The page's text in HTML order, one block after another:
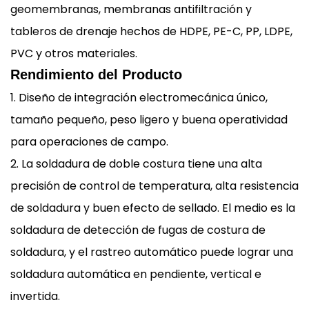
geomembranas, membranas antifiltración y
tableros de drenaje hechos de HDPE, PE-C, PP, LDPE,
PVC y otros materiales.
Rendimiento del Producto
1. Diseño de integración electromecánica único,
tamaño pequeño, peso ligero y buena operatividad
para operaciones de campo.
2. La soldadura de doble costura tiene una alta
precisión de control de temperatura, alta resistencia
de soldadura y buen efecto de sellado. El medio es la
soldadura de detección de fugas de costura de
soldadura, y el rastreo automático puede lograr una
soldadura automática en pendiente, vertical e
invertida.